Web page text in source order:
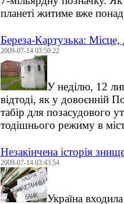
планеті житиме вже
Береза-Картузька: Місце,
2009-07-14 03:50:22
У неділю, 12
відтоді, як у довоєнній
табір для позасудового
тодішнього режиму в
Незакінчена історія
2009-07-14 03:43:54
Україна